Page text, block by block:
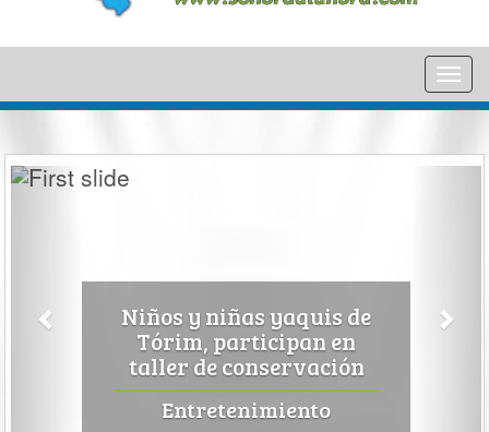
Niños y niñas yaquis de
Tórim, participan en
taller de conservación
Entretenimiento